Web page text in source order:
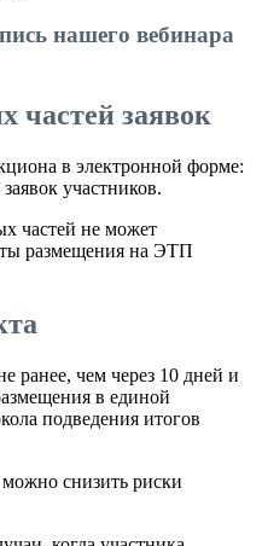
нашего вебинара
частей заявок
в электронной форме:
участников.
частей не может
размещения на ЭТП
ранее, чем через 10 дней и
в единой
подведения итогов
снизить риски